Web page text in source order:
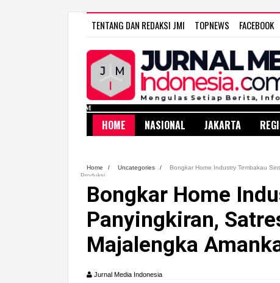
TENTANG DAN REDAKSI JMI TOPNEWS FACEBOOK
HOME NASIONAL JAKARTA
Home / Uncategories /
Bongkar Home Industry Tembakau
Produksi
Bongkar Home
Panyingkiran,
Majalengka
Jurnal Media Indonesia